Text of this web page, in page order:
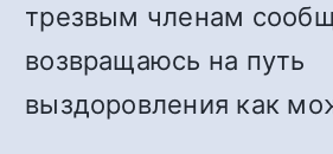
трезвым членам
возвращаюсь на путь
выздоровления как